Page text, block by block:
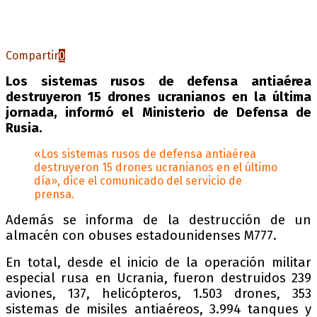
Compartir0
Los sistemas rusos de defensa antiaérea
destruyeron 15 drones ucranianos en la última
jornada, informó el Ministerio de Defensa de
Rusia.
«Los sistemas rusos de defensa antiaérea
destruyeron 15 drones ucranianos en el último
día», dice el comunicado del servicio de
prensa.
Además se informa de la destrucción de un
almacén con obuses estadounidenses M777.
En total, desde el inicio de la operación militar
especial rusa en Ucrania, fueron destruidos 239
aviones, 137, helicópteros, 1.503 drones, 353
sistemas de misiles antiaéreos, 3.994 tanques y